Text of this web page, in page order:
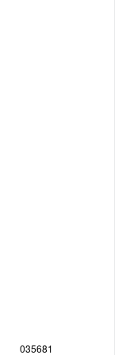
035681